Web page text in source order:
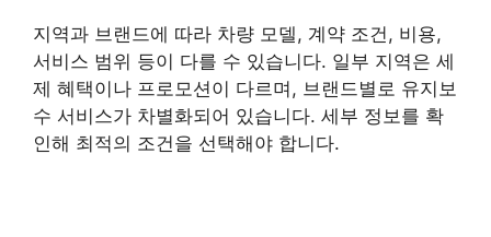
지역과 브랜드에 따라 차량 모델, 계약 조건, 비용,
서비스 범위 등이 다를 수 있습니다. 일부 지역은 세
제 혜택이나 프로모션이 다르며, 브랜드별로 유지보
수 서비스가 차별화되어 있습니다. 세부 정보를 확
인해 최적의 조건을 선택해야 합니다.